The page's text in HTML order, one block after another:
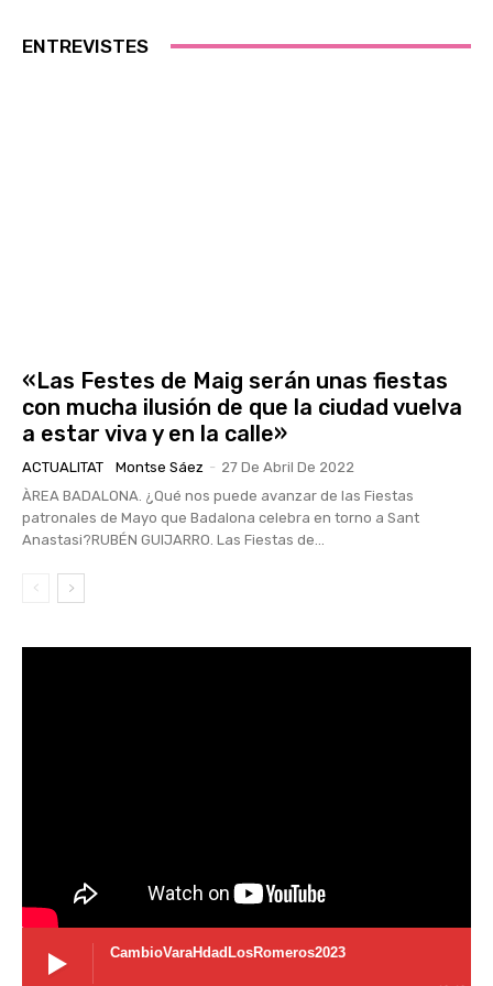
ENTREVISTES
«Las Festes de Maig serán unas fiestas
con mucha ilusión de que la ciudad vuelva
a estar viva y en la calle»
ACTUALITAT Montse Sáez - 27 De Abril De 2022
ÀREA BADALONA. ¿Qué nos puede avanzar de las Fiestas
patronales de Mayo que Badalona celebra en torno a Sant
Anastasi?RUBÉN GUIJARRO. Las Fiestas de...
CambioVaraHdadLosRomeros2023